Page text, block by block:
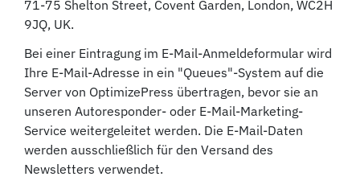
71-75 Shelton Street, Covent Garden, London, WC2H
9JQ, UK.
Bei einer Eintragung im E-Mail-Anmeldeformular wird
Ihre E-Mail-Adresse in ein "Queues"-System auf die
Server von OptimizePress übertragen, bevor sie an
unseren Autoresponder- oder E-Mail-Marketing-
Service weitergeleitet werden. Die E-Mail-Daten
werden ausschließlich für den Versand des
Newsletters verwendet.